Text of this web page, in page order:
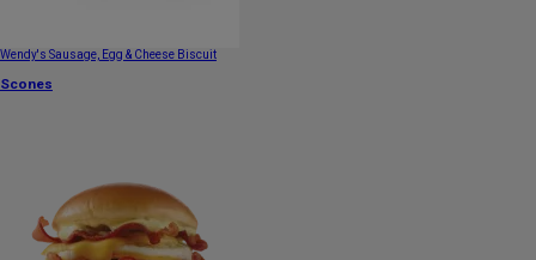
Wendy's Sausage, Egg & Cheese Biscuit
Scones